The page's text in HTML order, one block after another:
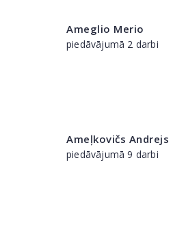
Ameglio Merio
piedāvājumā 2 darbi
Ameļkovičs Andrejs
piedāvājumā 9 darbi